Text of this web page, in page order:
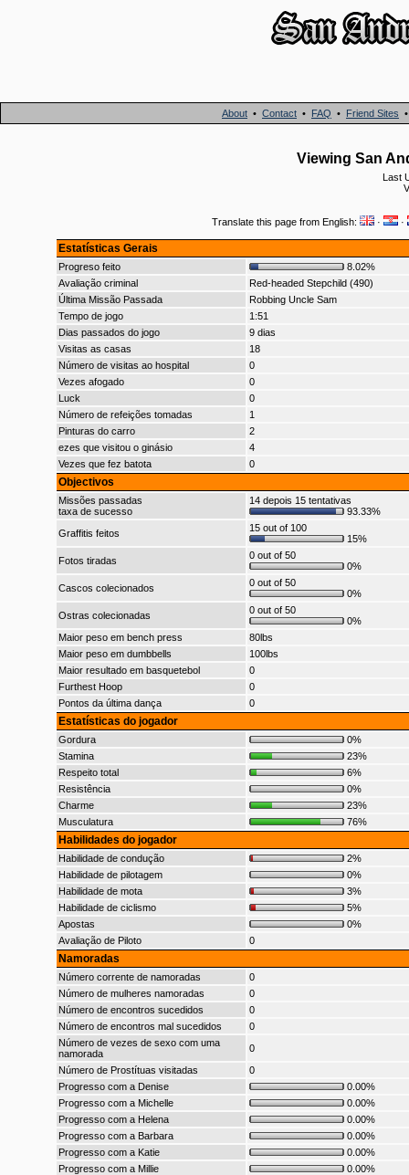
About • Contact • FAQ • Friend Sites
Viewing San
Last
Translate this page from English: · ·
Estatísticas Gerais
Progreso feito
8.02%
Avaliação criminal
Red-headed Stepchild (490)
Última Missão Passada
Robbing Uncle Sam
Tempo de jogo
1:51
Dias passados do jogo
9 dias
Visitas as casas
18
Número de visitas ao hospital
0
Vezes afogado
0
Luck
0
Número de refeições tomadas
1
Pinturas do carro
2
ezes que visitou o ginásio
4
Vezes que fez batota
0
Objectivos
Missões passadas
taxa de sucesso
14 depois 15 tentativas
93.33%
Graffitis feitos
15 out of 100
15%
Fotos tiradas
0 out of 50
0%
Cascos colecionados
0 out of 50
0%
Ostras colecionadas
0 out of 50
0%
Maior peso em bench press
80lbs
Maior peso em dumbbells
100lbs
Maior resultado em basquetebol
0
Furthest Hoop
0
Pontos da última dança
0
Estatísticas do jogador
Gordura
0%
Stamina
23%
Respeito total
6%
Resistência
0%
Charme
23%
Musculatura
76%
Habilidades do jogador
Habilidade de condução
2%
Habilidade de pilotagem
0%
Habilidade de mota
3%
Habilidade de ciclismo
5%
Apostas
0%
Avaliação de Piloto
0
Namoradas
Número corrente de namoradas
0
Número de mulheres namoradas
0
Número de encontros sucedidos
0
Número de encontros mal sucedidos
0
Número de vezes de sexo com uma
namorada
0
Número de Prostítuas visitadas
0
Progresso com a Denise
0.00%
Progresso com a Michelle
0.00%
Progresso com a Helena
0.00%
Progresso com a Barbara
0.00%
Progresso com a Katie
0.00%
Progresso com a Millie
0.00%